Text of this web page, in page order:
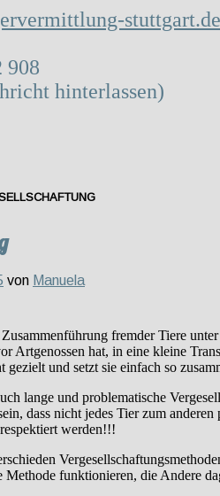
stuttgart.de
908
hinterlassen)
von Manuela
fremder Tiere
Artgenossen hat, in eine kleine
gezielt und setzt sie einfach so
lange und problematische
dass nicht jedes Tier zum anderen
werden!!!
Methode funktionieren, die Andere